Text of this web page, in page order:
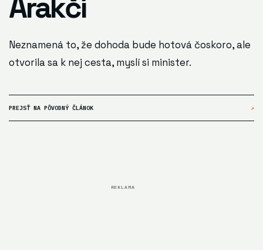
Neznamená to, že dohoda bude hotová čoskoro, ale
otvorila sa k nej cesta, myslí si minister.
PREJSŤ NA PÔVODNÝ ČLÁNOK ↗
REKLAMA